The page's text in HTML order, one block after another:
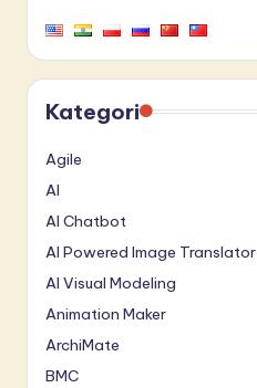
Kategori
Agile
AI
AI Chatbot
AI Powered Image Translator
AI Visual Modeling
Animation Maker
ArchiMate
BMC